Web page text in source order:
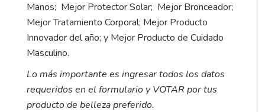
Manos; Mejor Protector Solar; Mejor Bronceador;
Mejor Tratamiento Corporal; Mejor Producto
Innovador del año; y Mejor Producto de Cuidado
Masculino.
Lo más importante es ingresar todos los datos
requeridos en el formulario y VOTAR por tus
producto de belleza preferido.